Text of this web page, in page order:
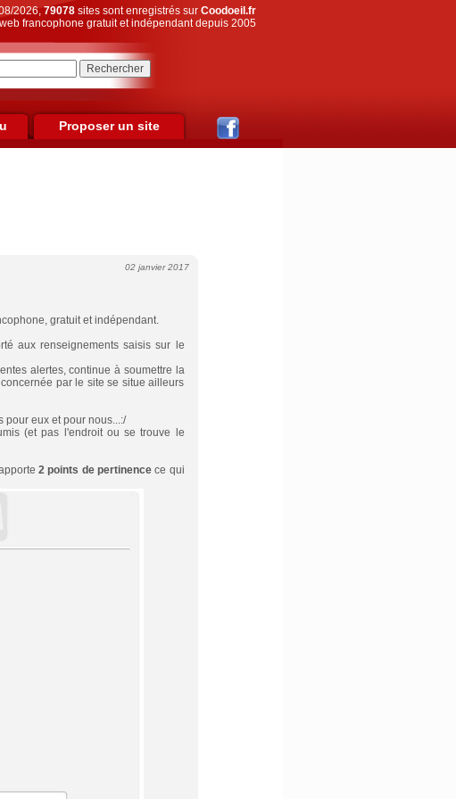
2026,79078sites sont enregistrés sur Coodoeil.fr
francophone gratuit et indépendant depuis 2005
Proposer un site
02 janvier 2017
gratuit et indépendant.
aux renseignements saisis sur le
alertes, continue à soumettre la
par le site se situe ailleurs
pour eux et pour nous...:/
(et pas l'endroit ou se trouve le
2 points de pertinencece qui